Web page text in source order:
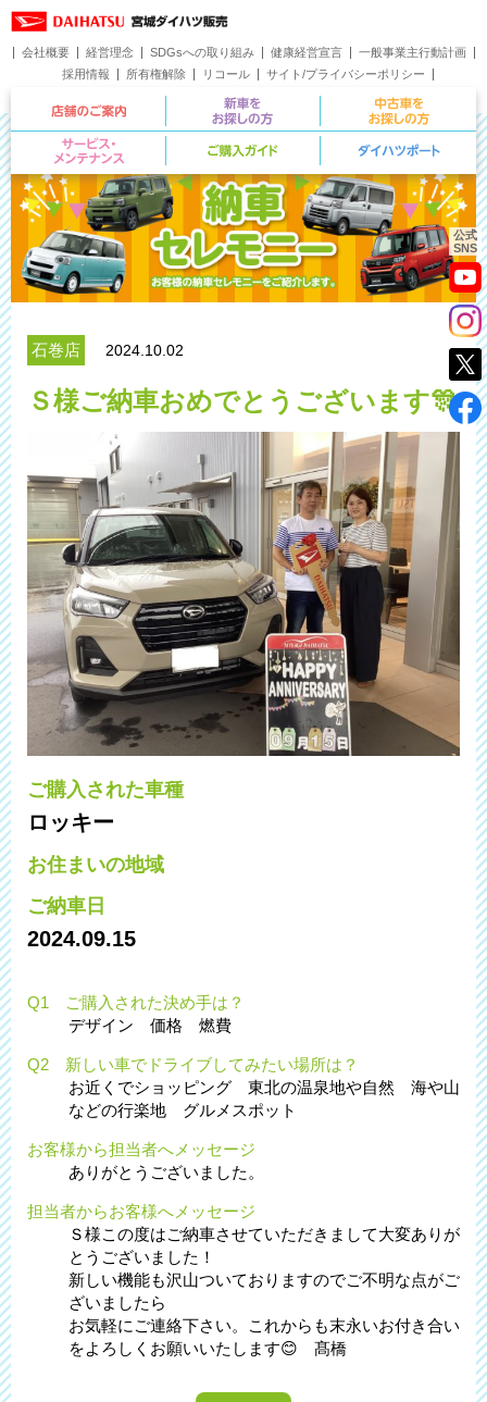
公式
SNS
会社概要 経営理念 SDGsへの取り組み 健康経営宣言
一般事業主行動計画
採用情報
所有権解除 リコール
サイト/プライバシーポリシー
お問い合わせ
店舗のご案内 新車をお探しの方
サービス・メンテナンス ご購入ガイド
石巻店 2024.10.02
Ｓ様ご納車おめでとうございます🎊
ご購入された車種
ロッキー
お住まいの地域
ご納車日
2024.09.15
Q1 ご購入された決め手は？
デザイン 価格 燃費
Q2 新しい車でドライブしてみたい場所は？
お近くでショッピング 東北の温泉地や自然 海や山
などの行楽地 グルメスポット
お客様から担当者へメッセージ
ありがとうございました。
担当者からお客様へメッセージ
Ｓ様この度はご納車させていただきまして大変ありが
とうございました！
新しい機能も沢山ついておりますのでご不明な点がご
ざいましたら
お気軽にご連絡下さい。これからも末永いお付き合い
をよろしくお願いいたします😊 髙橋